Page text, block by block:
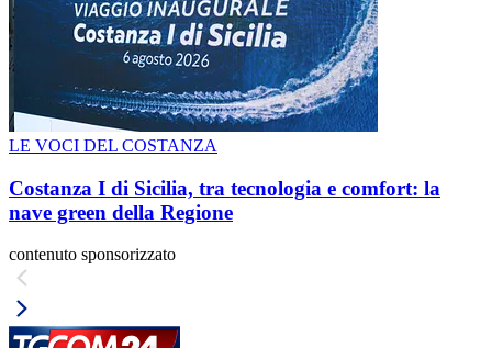
LE VOCI DEL COSTANZA
Costanza I di Sicilia, tra tecnologia e comfort: la
nave green della Regione
contenuto sponsorizzato